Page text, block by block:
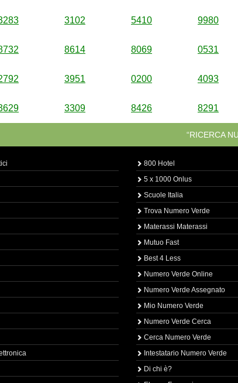
3102 5410 9980
8614 8069 0531
3951 0200 4093
3309 8426 8291
“RICERCA
800 Hotel
5 x 1000 Onlus
Scuole Italia
Trova Numero Verde
Materassi Materassi
Mutuo Fast
Best 4 Less
Numero Verde Online
Numero Verde Assegnato
Mio Numero Verde
Numero Verde Cerca
Cerca Numero Verde
Intestatario Numero Verde
Di chi è?